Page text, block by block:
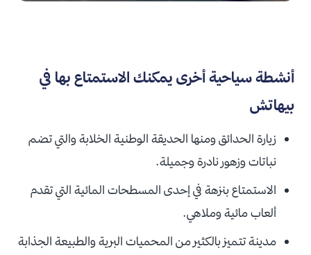
أنشطة سياحية أخرى يمكنك الاستمتاع بها في
بيهاتش
زيارة الحدائق ومنها الحديقة الوطنية الخلابة والتي تضم
نباتات وزهور نادرة وجميلة.
الاستمتاع بنزهة في إحدى المسطحات المائية التي تقدم
ألعاب مائية وملاهي.
مدينة تتميز بالكثير من المحميات البرية والطبيعة الجذابة